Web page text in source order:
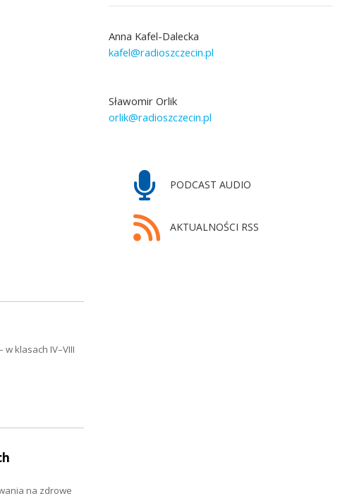
Anna Kafel-Dalecka
kafel@radioszczecin.pl
Sławomir Orlik
orlik@radioszczecin.pl
PODCAST AUDIO
AKTUALNOŚCI RSS
klasach IV–VIII
na zdrowe